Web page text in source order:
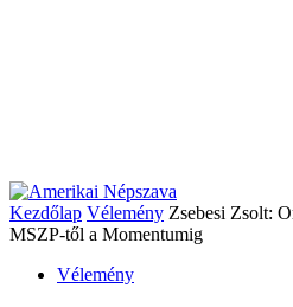
Kezdőlap Vélemény Zsebesi Zsolt:
MSZP-től a Momentumig
Vélemény